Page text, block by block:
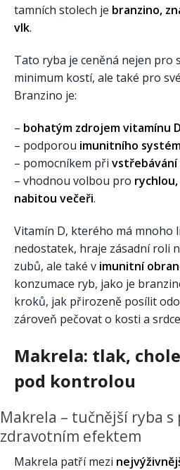
tamních stolech je branzino,
vlk.
Tato ryba je ceněná nejen pro
minimum kostí, ale také pro
Branzino je:
– bohatým zdrojem vitamínu D
– podporou imunitního
– pomocníkem při vstřebávání
– vhodnou volbou pro
nabitou večeři.
Vitamín D, kterého má mnoho
nedostatek, hraje zásadní roli
zubů, ale také v imunitní
konzumace ryb, jako je
kroků, jak přirozeně posílit
zároveň pečovat o kosti a
Makrela: tlak,
pod kontrolou
Makrela – tučnější ryba
zdravotním efektem
Makrela patří mezi